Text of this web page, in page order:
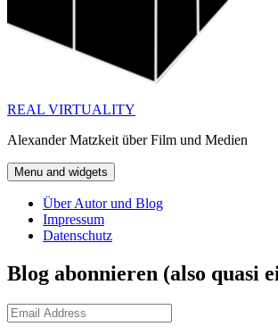
REAL VIRTUALITY
Alexander Matzkeit über Film und Medien
Menu and widgets
Über Autor und Blog
Impressum
Datenschutz
Blog abonnieren (also quasi
Email
Address